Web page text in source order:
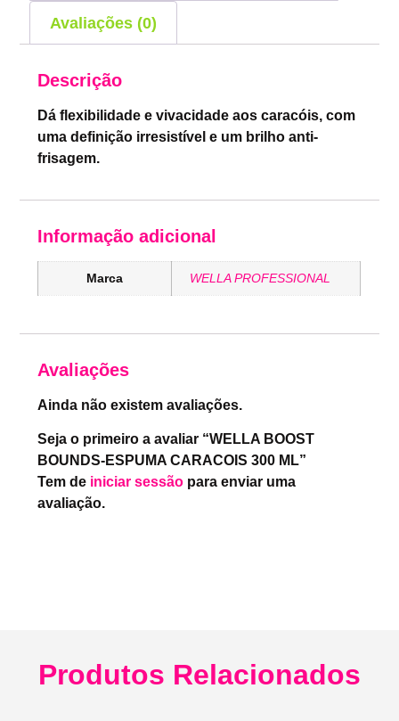
Avaliações (0)
Descrição
Dá flexibilidade e vivacidade aos caracóis, com
uma definição irresistível e um brilho anti-
frisagem.
Informação adicional
Marca WELLA PROFESSIONAL
Avaliações
Ainda não existem avaliações.
Seja o primeiro a avaliar “WELLA BOOST
BOUNDS-ESPUMA CARACOIS 300 ML”
Tem de iniciar sessão para enviar uma
avaliação.
Produtos Relacionados